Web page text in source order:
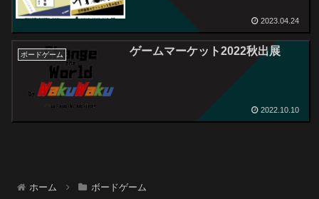
2023.04.24
ボードゲーム ゲームマーケット2022秋出展
2022.10.10
ホーム ボードゲーム